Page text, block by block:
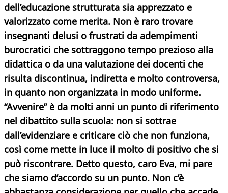
dell’educazione strutturata sia apprezzato e
valorizzato come merita. Non è raro trovare
insegnanti delusi o frustrati da adempimenti
burocratici che sottraggono tempo prezioso alla
didattica o da una valutazione dei docenti che
risulta discontinua, indiretta e molto controversa,
in quanto non organizzata in modo uniforme.
“Avvenire” è da molti anni un punto di riferimento
nel dibattito sulla scuola: non si sottrae
dall’evidenziare e criticare ciò che non funziona,
così come mette in luce il molto di positivo che si
può riscontrare. Detto questo, caro Eva, mi pare
che siamo d’accordo su un punto. Non c’è